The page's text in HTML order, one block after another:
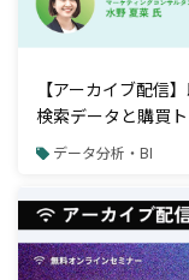
【アーカイブ配信
検索データと購買
品開発アプローチ
データ分析・BI